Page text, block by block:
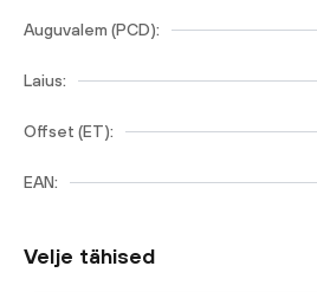
Auguvalem (PCD):
Laius:
Offset (ET):
EAN:
Velje tähised